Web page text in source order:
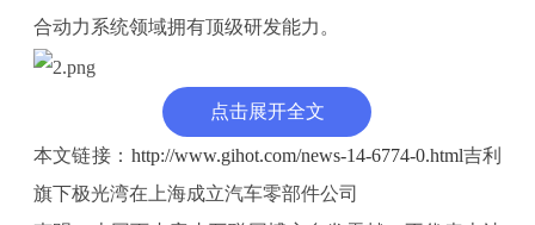
合动力系统领域拥有顶级研发能力。
点击展开全文
本文链接： http://www.gihot.com/news-14-6774-0.html吉利
旗下极光湾在上海成立汽车零部件公司